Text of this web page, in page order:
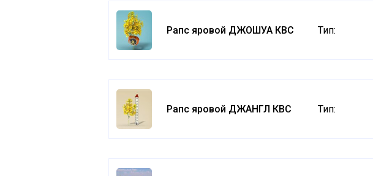
Рапс яровой ДЖОШУА КВС Тип:
Рапс яровой ДЖАНГЛ КВС Тип: